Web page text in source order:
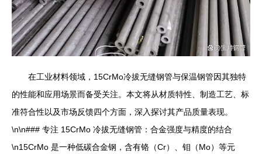
在工业材料领域，15CrMo冷拔无缝钢管与保温钢管因其独特
的性能和应用场景而备受关注。本文将从材质特性、制造工艺、标
准符合性以及市场反馈四个方面，深入探讨其产品质量表现。
\n\n### 专注 15CrMo 冷拔无缝钢管：合金强度与精度的结合
\n15CrMo 是一种低碳合金钢，含有铬（Cr）、钼（Mo）等元